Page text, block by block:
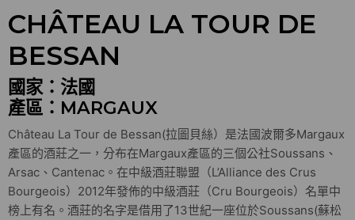
CHÂTEAU LA TOUR DE
BESSAN
國家：法國
產區：MARGAUX
Château La Tour de Bessan(拉圖貝絲）是法國波爾多Margaux
產區的酒莊之一，分布在Margaux產區的三個公社Soussans、
Arsac、Cantenac。在中級酒莊聯盟（L’Alliance des Crus
Bourgeois）2012年發佈的中級酒莊（Cru Bourgeois）名單中
榜上有名。酒莊的名字是借用了13世紀一座位於Soussans(蘇松